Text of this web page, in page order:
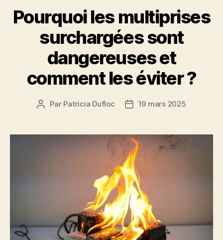
Pourquoi les multiprises
surchargées sont
dangereuses et
comment les éviter ?
Auteur
Par Patricia Dufloc
Date19 mars 2025